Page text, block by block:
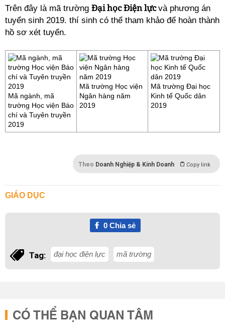
Trên đây là mã trường Đại học Điện lựcvà phương án
tuyển sinh 2019. thí sinh có thể tham khảo để hoàn thành
hồ sơ xét tuyển.
Mã ngành, mã
trường Học viện Báo
chí và Tuyên truyền
2019
Mã trường Học viện
Ngân hàng năm
2019
Mã trường Đại học
Kinh tế Quốc dân
2019
Theo Doanh Nghiệp & Kinh Doanh Copy link
GIÁO DỤC
0Chia sẻ
Tag: đại học điện lực mã trường
CÓ THỂ BẠN QUAN TÂM